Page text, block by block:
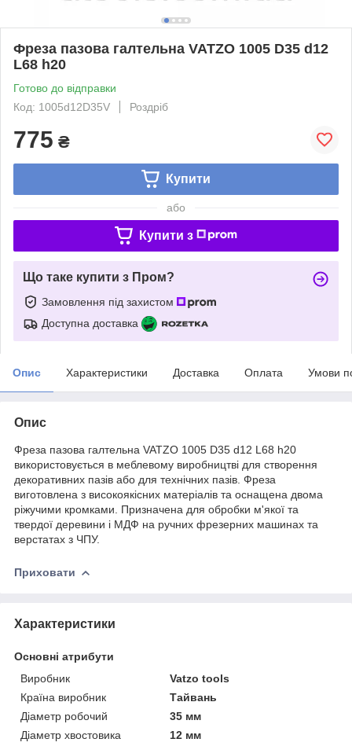
Фреза пазова галтельна VATZO 1005 D35 d12
L68 h20
Готово до відправки
Код: 1005d12D35V
Роздріб
775 ₴
Купити
або
Купити з
Що таке купити з Пром?
Замовлення під захистом
Доступна доставка
Опис Характеристики Доставка Оплата Умови
Опис
Фреза пазова галтельна VATZO 1005 D35 d12 L68 h20
використовується в меблевому виробництві для створення
декоративних пазів або для технічних пазів. Фреза
виготовлена з високоякісних матеріалів та оснащена двома
ріжучими кромками. Призначена для обробки м'якої та
твердої деревини і МДФ на ручних фрезерних машинах та
верстатах з ЧПУ.
Приховати
Характеристики
Основні атрибути
Виробник
Vatzo tools
Країна виробник
Тайвань
Діаметр робочий
35 мм
Діаметр хвостовика
12 мм